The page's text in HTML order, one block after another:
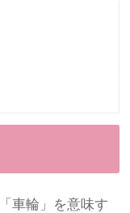
車輪」を意味す